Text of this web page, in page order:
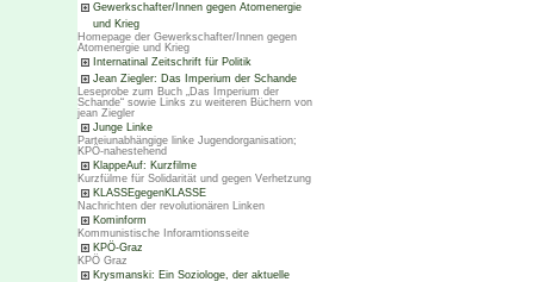
Gewerkschafter/Innen gegen Atomenergie
und Krieg
Homepage der Gewerkschafter/Innen gegen
Atomenergie und Krieg
Internatinal Zeitschrift für Politik
Jean Ziegler: Das Imperium der Schande
Leseprobe zum Buch „Das Imperium der
Schande“ sowie Links zu weiteren Büchern von
jean Ziegler
Junge Linke
Parteiunabhängige linke Jugendorganisation;
KPÖ-nahestehend
KlappeAuf: Kurzfilme
Kurzfülme für Solidarität und gegen Verhetzung
KLASSEgegenKLASSE
Nachrichten der revolutionären Linken
Kominform
Kommunistische Inforamtionsseite
KPÖ-Graz
KPÖ Graz
Krysmanski: Ein Soziologe, der aktuelle